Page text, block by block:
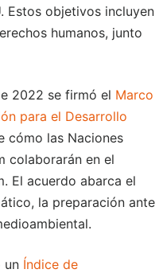
Estos objetivos incluyen
humanos, junto
2022 se firmó el Marco
para el Desarrollo
cómo las Naciones
colaborarán en el
El acuerdo abarca el
la preparación ante
un Índice de